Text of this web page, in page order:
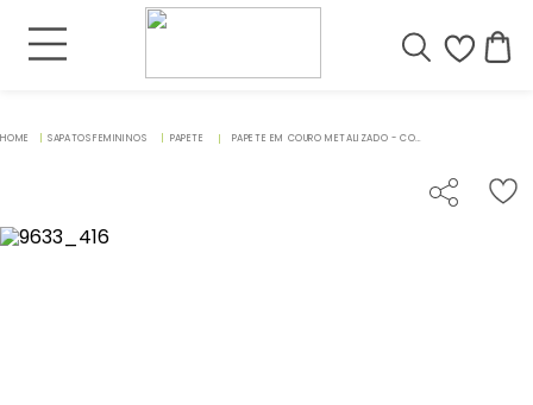
SAPATOS FEMININOS PAPETE PAPETE EM COURO METALIZADO - CODIGO - 9633